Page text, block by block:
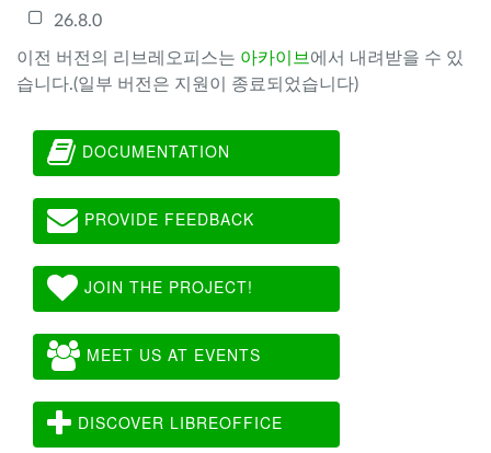
26.8.0
이전 버전의 리브레오피스는 아카이브 에서 내려받을 수 있
습니다.(일부 버전은 지원이 종료되었습니다)
DOCUMENTATION
PROVIDE FEEDBACK
JOIN THE PROJECT!
MEET US AT EVENTS
DISCOVER LIBREOFFICE